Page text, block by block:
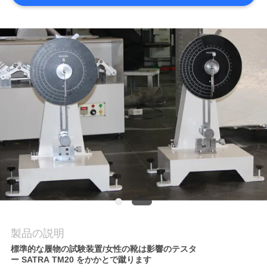
行
品
質
私
達
連
絡
製品の説明
標準的な履物の試験装置/女性の靴は影響のテスタ
ー SATRA TM20 をかかとで蹴ります